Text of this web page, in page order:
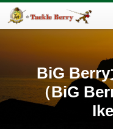
BiG Berry
（BiG